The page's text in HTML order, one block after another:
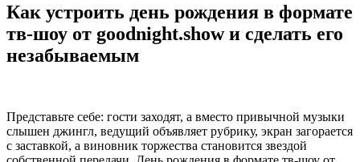
Как устроить день рождения в формате
тв-шоу от goodnight.show и сделать его
незабываемым
Представьте себе: гости заходят, а вместо привычной музыки
слышен джингл, ведущий объявляет рубрику, экран загорается
с заставкой, а виновник торжества становится звездой